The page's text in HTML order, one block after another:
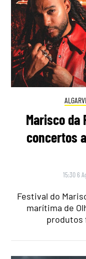
Marisco da
concertos
15:30 6
Festival do
marítima de
produtos